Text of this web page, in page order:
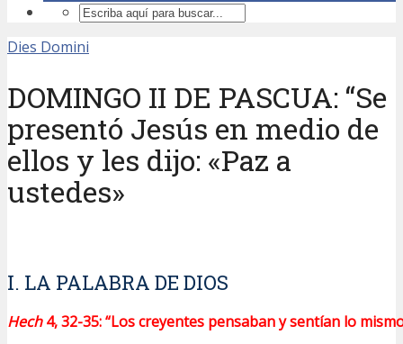
Dies Domini
DOMINGO II DE PASCUA: “Se
presentó Jesús en medio de
ellos y les dijo: «Paz a
ustedes»
I. LA PALABRA DE DIOS
Hech4, 32-35:“Los creyentes pensaban y sentían lo